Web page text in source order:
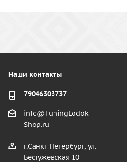
Наши контакты
79046303737
info@TuningLodok-
Shop.ru
г.Санкт-Петербург, ул.
Бестужевская 10